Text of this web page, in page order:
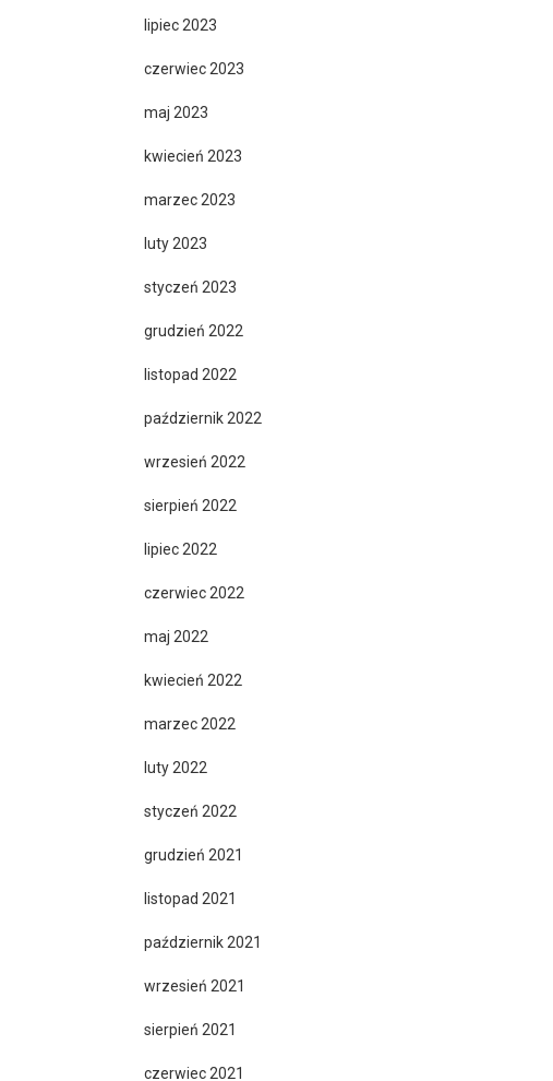
lipiec 2023
czerwiec 2023
maj 2023
kwiecień 2023
marzec 2023
luty 2023
styczeń 2023
grudzień 2022
listopad 2022
październik 2022
wrzesień 2022
sierpień 2022
lipiec 2022
czerwiec 2022
maj 2022
kwiecień 2022
marzec 2022
luty 2022
styczeń 2022
grudzień 2021
listopad 2021
październik 2021
wrzesień 2021
sierpień 2021
czerwiec 2021